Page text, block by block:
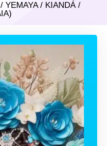
YEMAYA / KIANDÁ /